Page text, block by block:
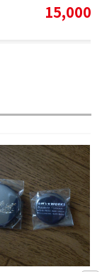
15,000